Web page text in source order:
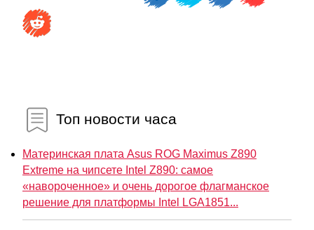
Топ новости часа
Материнская плата Asus ROG Maximus Z890
Extreme на чипсете Intel Z890: самое
«навороченное» и очень дорогое флагманское
решение для платформы Intel LGA1851...